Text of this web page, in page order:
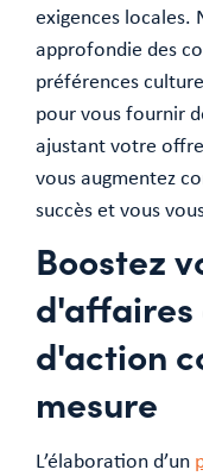
exigences locales.
approfondie des
préférences
pour vous fournir
ajustant votre
vous augmentez
succès et vous
Boostez
d'affaires
d'action
mesure
L’élaboration d’un